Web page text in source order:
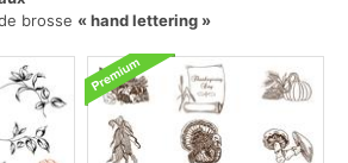
brosse
hand lettering